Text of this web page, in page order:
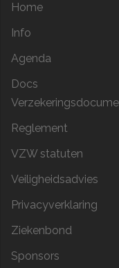
Home
Info
Agenda
Docs
Reglement
VZW statuten
Veiligheidsadvies
Privacyverklaring
Ziekenbond
Sponsors